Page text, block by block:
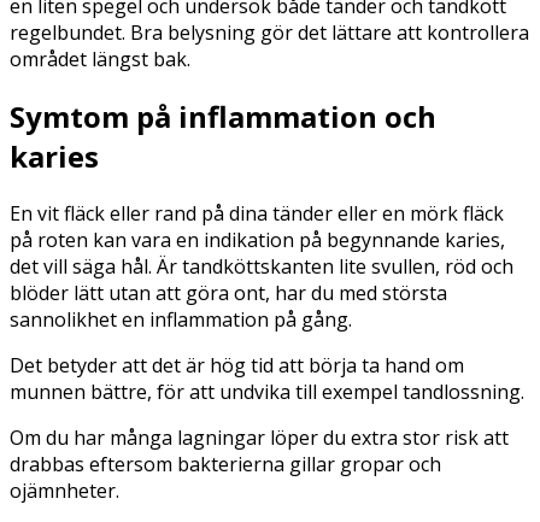
en liten spegel och undersök både tänder och tandkött
regelbundet. Bra belysning gör det lättare att kontrollera
området längst bak.
Symtom på inflammation och
karies
En vit fläck eller rand på dina tänder eller en mörk fläck
på roten kan vara en indikation på begynnande karies,
det vill säga hål. Är tandköttskanten lite svullen, röd och
blöder lätt utan att göra ont, har du med största
sannolikhet en inflammation på gång.
Det betyder att det är hög tid att börja ta hand om
munnen bättre, för att undvika till exempel tandlossning.
Om du har många lagningar löper du extra stor risk att
drabbas eftersom bakterierna gillar gropar och
ojämnheter.